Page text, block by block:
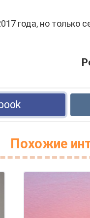
года, но только
Похожие